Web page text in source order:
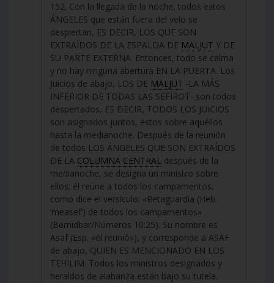
152. Con la llegada de la noche, todos estos
ÁNGELES que están fuera del velo se
despiertan, ES DECIR, LOS QUE SON
EXTRAÍDOS DE LA ESPALDA DE MALJUT Y DE
SU PARTE EXTERNA. Entonces, todo se calma
y no hay ninguna abertura EN LA PUERTA. Los
Juicios de abajo, LOS DE MALJUT -LA MÁS
INFERIOR DE TODAS LAS SEFIROT- son todos
despertados, ES DECIR, TODOS LOS JUICIOS
son asignados juntos, éstos sobre aquéllos
hasta la medianoche. Después de la reunión
de todos LOS ÁNGELES QUE SON EXTRAÍDOS
DE LA COLUMNA CENTRAL después de la
medianoche, se designa un ministro sobre
ellos; él reúne a todos los campamentos,
como dice el versículo: «Retaguardia (Heb.
‘measef’) de todos los campamentos»
(Bemidbar/Números 10:25). Su nombre es
Asaf (Esp. «él reunió»), y corresponde a ASAF
de abajo, QUIEN ES MENCIONADO EN LOS
TEHILIM. Todos los ministros designados y
heraldos de alabanza están bajo su tutela.